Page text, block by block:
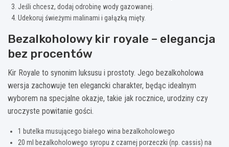
Jeśli chcesz, dodaj odrobinę wody gazowanej.
Udekoruj świeżymi malinami i gałązką mięty.
Bezalkoholowy kir royale – elegancja
bez procentów
Kir Royale to synonim luksusu i prostoty. Jego bezalkoholowa
wersja zachowuje ten elegancki charakter, będąc idealnym
wyborem na specjalne okazje, takie jak rocznice, urodziny czy
uroczyste powitanie gości.
1 butelka musującego białego wina bezalkoholowego
20 ml bezalkoholowego syropu z czarnej porzeczki (np. cassis) na